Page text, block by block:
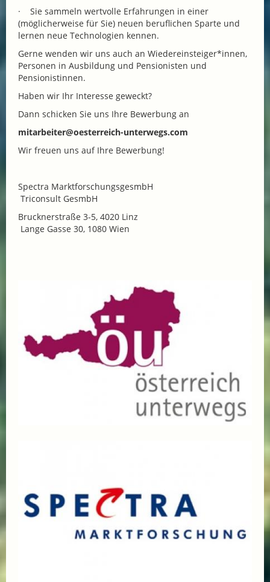
· Sie sammeln wertvolle Erfahrungen in einer
(möglicherweise für Sie) neuen beruflichen Sparte und
lernen neue Technologien kennen.
Gerne wenden wir uns auch an Wiedereinsteiger*innen,
Personen in Ausbildung und Pensionisten und
Pensionistinnen.
Haben wir Ihr Interesse geweckt?
Dann schicken Sie uns Ihre Bewerbung an
mitarbeiter@oesterreich-unterwegs.com
Wir freuen uns auf Ihre Bewerbung!
Spectra MarktforschungsgesmbH
Triconsult GesmbH
Brucknerstraße 3-5, 4020 Linz
Lange Gasse 30, 1080 Wien